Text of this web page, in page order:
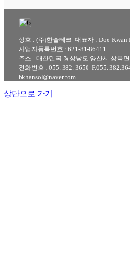
상호 : (주)한솔테크 대표자 : Doo-Kwan
사업자등록번호 : 621-81-86411
주소 : 대한민국 경상남도 양산시 상북
전화번호 : 055. 382. 3650 F.055.
bkhansol@naver.com
상단으로 가기